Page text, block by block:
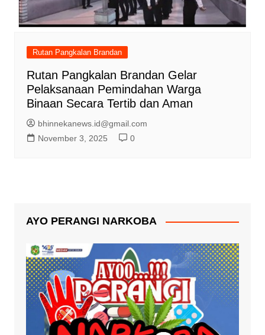
Rutan Pangkalan Brandan
Rutan Pangkalan Brandan Gelar
Pelaksanaan Pemindahan Warga
Binaan Secara Tertib dan Aman
bhinnekanews.id@gmail.com
November 3, 2025
0
AYO PERANGI NARKOBA